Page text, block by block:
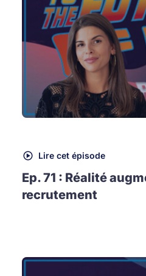
Lire cet épisode
Ep. 71 : Réalité
recrutement